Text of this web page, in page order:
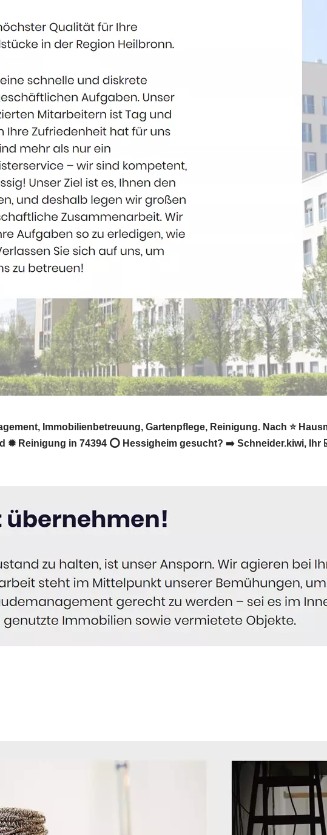
Immobilienbetreuung, Gartenpflege, Reinigung. Nach ⭐
Reinigung in 74394 ⭕ Hessigheim gesucht? ➡️ Schneider.kiwi, Ihr